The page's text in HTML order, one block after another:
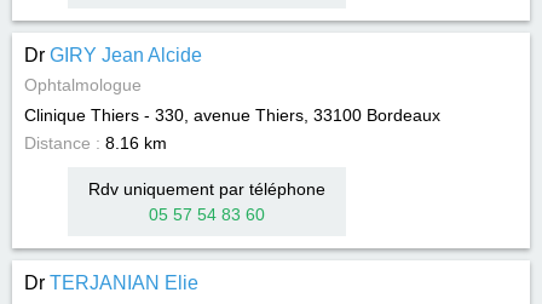
Dr GIRY Jean Alcide
Ophtalmologue
Clinique Thiers - 330, avenue Thiers, 33100 Bordeaux
Distance : 8.16 km
Rdv uniquement par téléphone
05 57 54 83 60
Dr TERJANIAN Elie